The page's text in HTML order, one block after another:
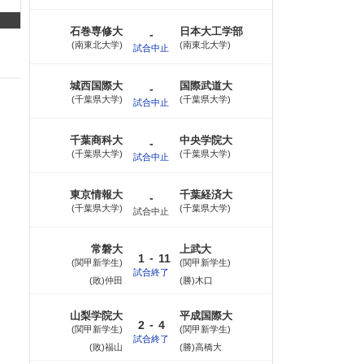
石巻専修大
南東北大学
-
試合中止
日本大工学部
南東北大学
城西国際大
千葉県大学
-
試合中止
国際武道大
千葉県大学
千葉商科大
千葉県大学
-
試合中止
中央学院大
千葉県大学
東京情報大
千葉県大学
-
試合中止
千葉経済大
千葉県大学
常磐大
関甲新学生
(敗)仲田
1 - 11
試合終了
上武大
関甲新学生
(勝)木口
山梨学院大
関甲新学生
(敗)福山
2 - 4
試合終了
平成国際大
関甲新学生
(勝)高橋大